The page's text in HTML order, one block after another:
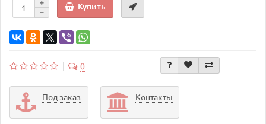
Купить
0
Под заказ Контакты